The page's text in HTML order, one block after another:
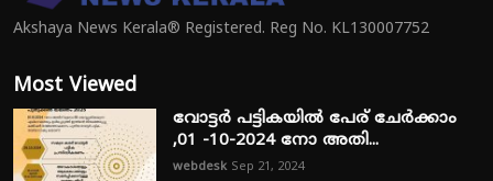
Akshaya News Kerala® Registered. Reg No. KL130007752
Most Viewed
വോട്ടർ പട്ടികയിൽ പേര് ചേർക്കാം
,01 -10-2024 നോ അതി...
webdesk Sep 21, 2024